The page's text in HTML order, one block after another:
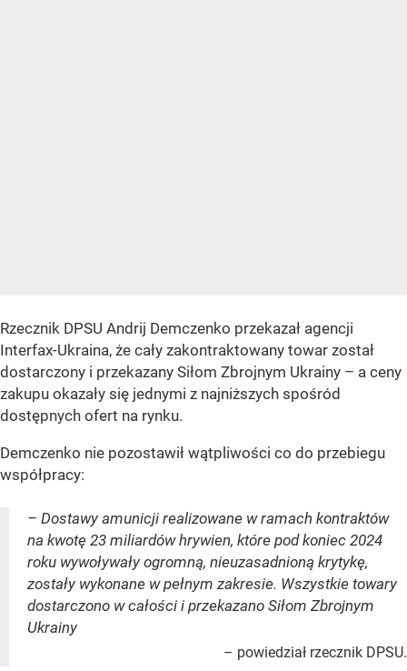
Rzecznik DPSU Andrij Demczenko przekazał agencji
Interfax-Ukraina, że cały zakontraktowany towar został
dostarczony i przekazany Siłom Zbrojnym Ukrainy – a ceny
zakupu okazały się jednymi z najniższych spośród
dostępnych ofert na rynku.
Demczenko nie pozostawił wątpliwości co do przebiegu
współpracy:
– Dostawy amunicji realizowane w ramach kontraktów
na kwotę 23 miliardów hrywien, które pod koniec 2024
roku wywoływały ogromną, nieuzasadnioną krytykę,
zostały wykonane w pełnym zakresie. Wszystkie towary
dostarczono w całości i przekazano Siłom Zbrojnym
Ukrainy
– powiedział rzecznik DPSU.